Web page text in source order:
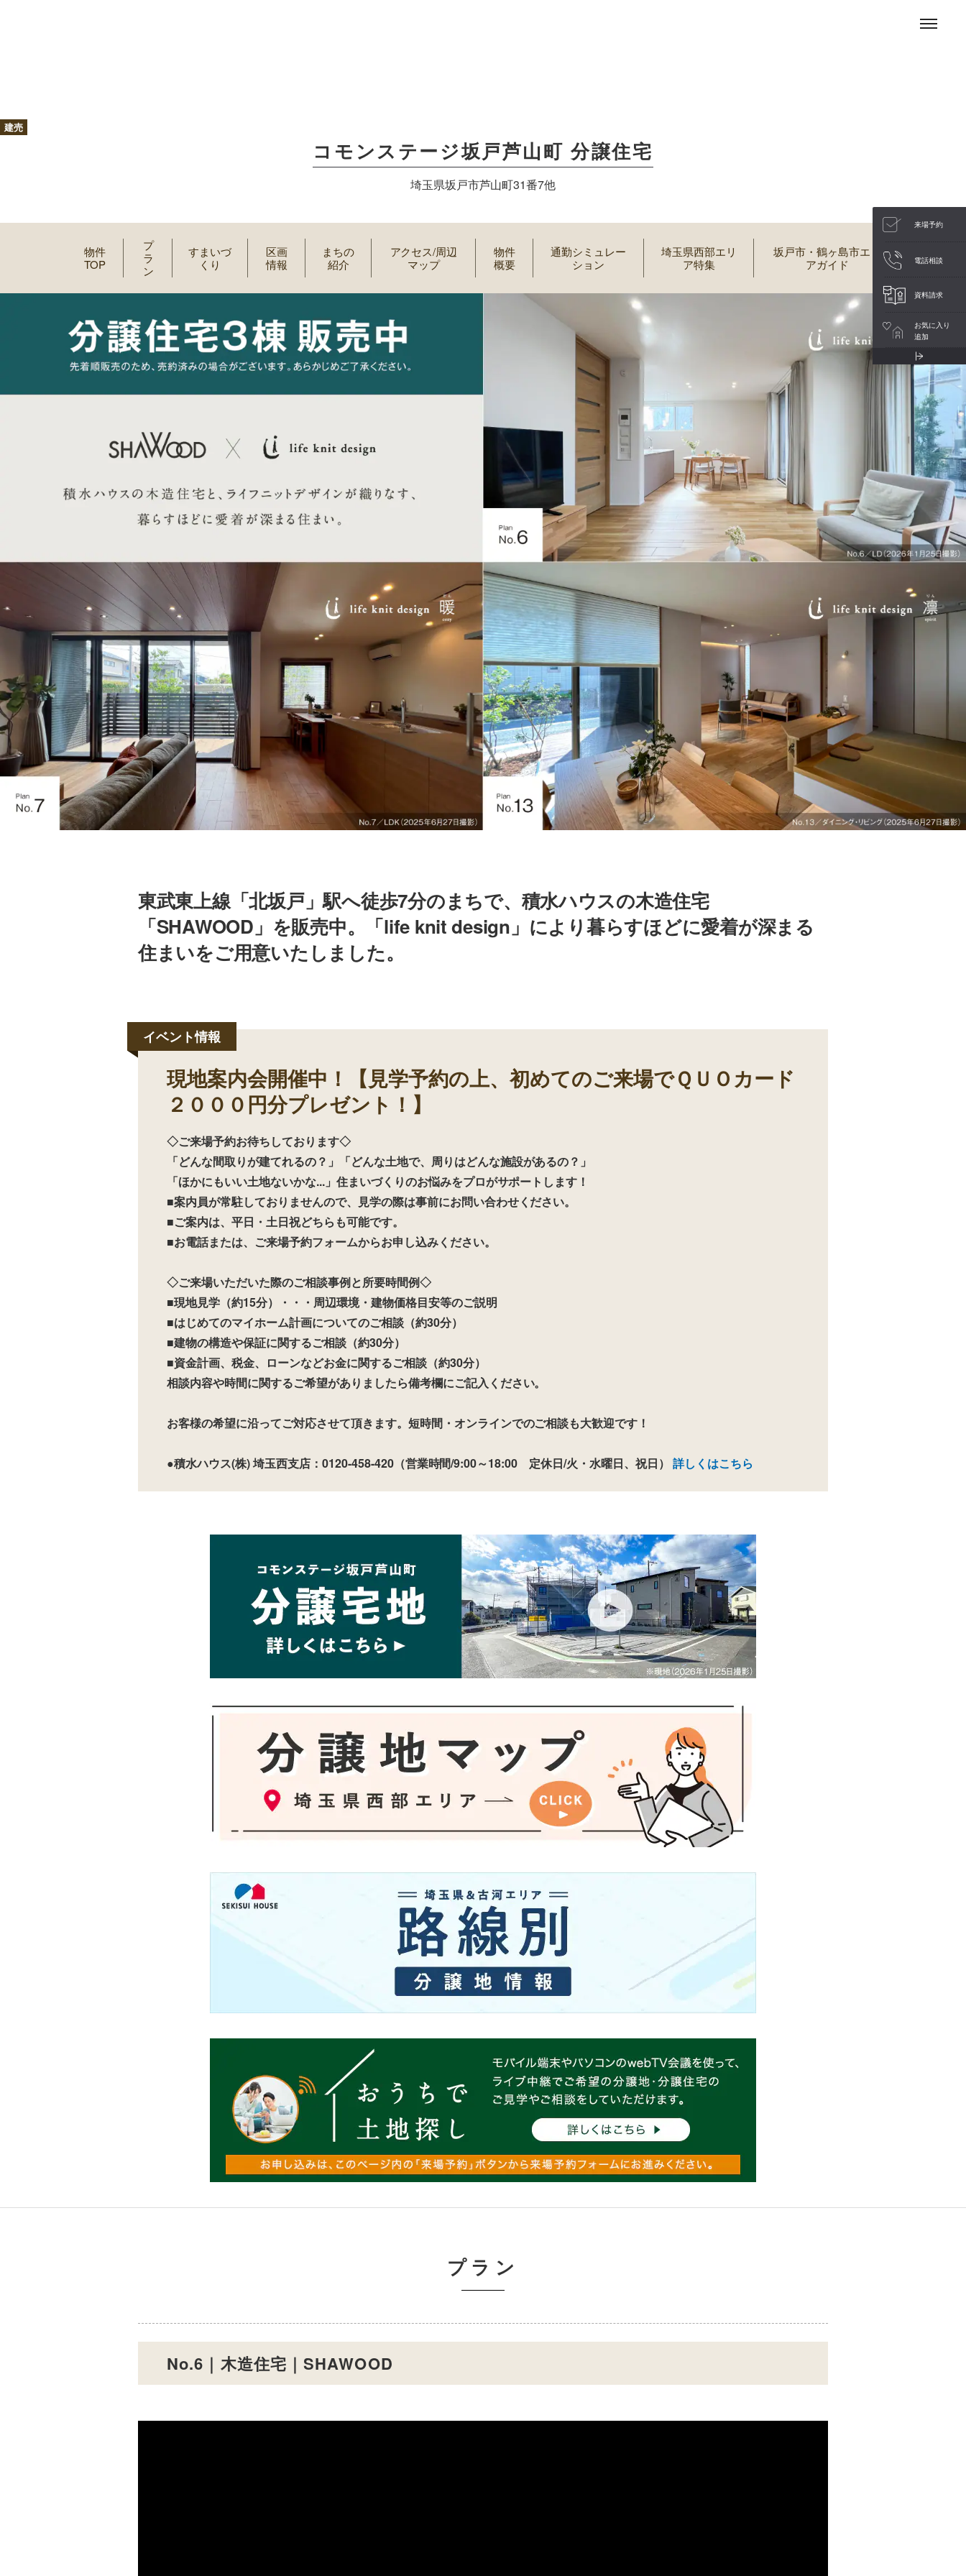
建売
コモンステージ坂戸芦山町 分譲住宅
埼玉県坂戸市芦山町31番7他
物件
TOP
プ
ラ
ン
すまいづ
くり
区画
情報
まちの
紹介
アクセス/周辺
マップ
物件
概要
通勤シミュレー
ション
埼玉県西部エリ
ア特集
坂戸市・鶴ヶ島市エリ
アガイド
東武東上線「北坂戸」駅へ徒歩7分のまちで、積水ハウスの木造住宅
「SHAWOOD」を販売中。「life knit design」により暮らすほどに愛着が深まる
住まいをご用意いたしました。
現地案内会開催中！【見学予約の上、初めてのご来場でＱＵＯカード
２０００円分プレゼント！】
◇ご来場予約お待ちしております◇
「どんな間取りが建てれるの？」「どんな土地で、周りはどんな施設があるの？」
「ほかにもいい土地ないかな...」住まいづくりのお悩みをプロがサポートします！
■案内員が常駐しておりませんので、見学の際は事前にお問い合わせください。
■ご案内は、平日・土日祝どちらも可能です。
■お電話または、ご来場予約フォームからお申し込みください。
◇ご来場いただいた際のご相談事例と所要時間例◇
■現地見学（約15分）・・・周辺環境・建物価格目安等のご説明
■はじめてのマイホーム計画についてのご相談（約30分）
■建物の構造や保証に関するご相談（約30分）
■資金計画、税金、ローンなどお金に関するご相談（約30分）
相談内容や時間に関するご希望がありましたら備考欄にご記入ください。
お客様の希望に沿ってご対応させて頂きます。短時間・オンラインでのご相談も大歓迎です！
●積水ハウス(株) 埼玉西支店：0120-458-420（営業時間/9:00～18:00 定休日/火・水曜日、祝日）詳しくはこちら
プラン
No.6｜木造住宅｜SHAWOOD
来場予約
電話相談
資料請求
お気に入り
追加